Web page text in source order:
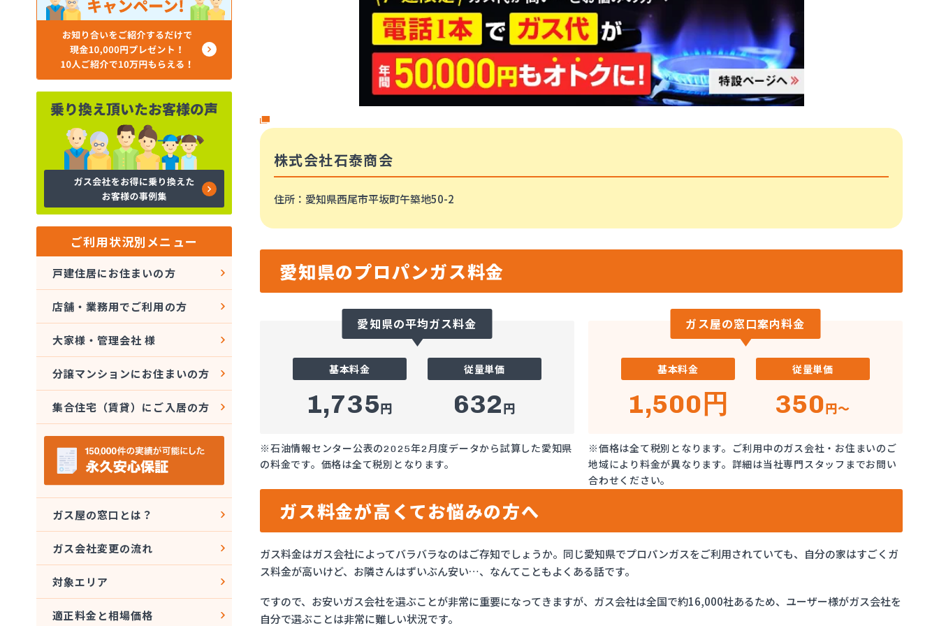
株式会社石泰商会
住所 ：愛知県西尾市平坂町午築地50-2
愛知県のプロパンガス料金
愛知県の平均ガス料金
基本料金
1,735円
従量単価
632円
※石油情報センター公表の2025年2月度データから試算した愛知県
の料金です。価格は全て税別となります。
ガス屋の窓口案内料金
基本料金
1,500円
従量単価
350円～
※価格は全て税別となります。ご利用中のガス会社・お住まいのご
地域により料金が異なります。詳細は当社専門スタッフまでお問い
合わせください。
ガス料金が高くてお悩みの方へ
ガス料金はガス会社によってバラバラなのはご存知でしょうか。同じ愛知県でプロパンガスをご利用されていても、自分の家はすごくガ
ス料金が高いけど、お隣さんはずいぶん安い…、なんてこともよくある話です。
ですので、お安いガス会社を選ぶことが非常に重要になってきますが、ガス会社は全国で約16,000社あるため、ユーザー様がガス会社を
自分で選ぶことは非常に難しい状況です。
ご利用状況別メニュー
戸建住居にお住まいの方
店舗・業務用でご利用の方
大家様・管理会社 様
分譲マンションにお住まいの方
集合住宅（賃貸）にご入居の方
ガス屋の窓口とは？
ガス会社変更の流れ
対象エリア
適正料金と相場価格